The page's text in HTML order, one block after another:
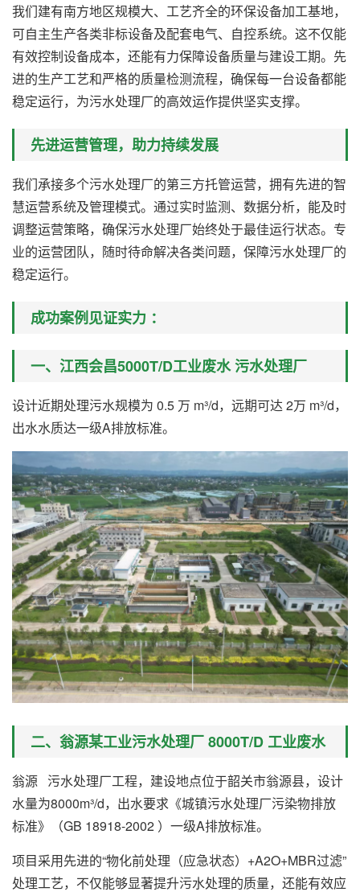
我们建有南方地区规模大、工艺齐全的环保设备加工基地，
可自主生产各类非标设备及配套电气、自控系统。这不仅能
有效控制设备成本，还能有力保障设备质量与建设工期。先
进的生产工艺和严格的质量检测流程，确保每一台设备都能
稳定运行，为污水处理厂的高效运作提供坚实支撑。
先进运营管理，助力持续发展
我们承接多个污水处理厂的第三方托管运营，拥有先进的智
慧运营系统及管理模式。通过实时监测、数据分析，能及时
调整运营策略，确保污水处理厂始终处于最佳运行状态。专
业的运营团队，随时待命解决各类问题，保障污水处理厂的
稳定运行。
成功案例见证实力 ：
一、江西会昌5000T/D工业废水 污水处理厂
设计近期处理污水规模为 0.5 万 m³/d，远期可达 2万 m³/d，
出水水质达一级A排放标准。
二、翁源某工业污水处理厂 8000T/D 工业废水
翁源 污水处理厂工程，建设地点位于韶关市翁源县，设计
水量为8000m³/d，出水要求《城镇污水处理厂污染物排放
标准》（GB 18918-2002 ）一级A排放标准。
项目采用先进的“物化前处理（应急状态）+A2O+MBR过滤”
处理工艺，不仅能够显著提升污水处理的质量，还能有效应